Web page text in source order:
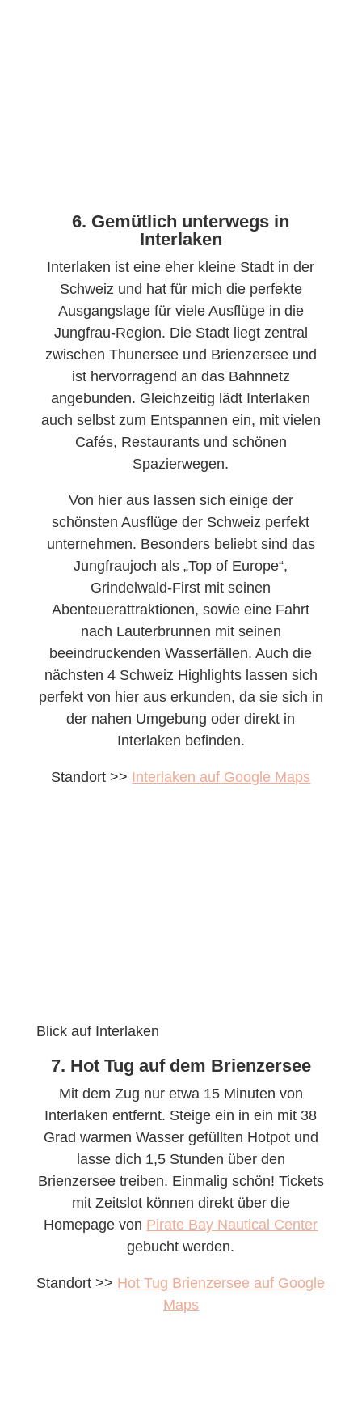
6. Gemütlich unterwegs in
Interlaken
Interlaken ist eine eher kleine Stadt in der
Schweiz und hat für mich die perfekte
Ausgangslage für viele Ausflüge in die
Jungfrau-Region. Die Stadt liegt zentral
zwischen Thunersee und Brienzersee und
ist hervorragend an das Bahnnetz
angebunden. Gleichzeitig lädt Interlaken
auch selbst zum Entspannen ein, mit vielen
Cafés, Restaurants und schönen
Spazierwegen.
Von hier aus lassen sich einige der
schönsten Ausflüge der Schweiz perfekt
unternehmen. Besonders beliebt sind das
Jungfraujoch als „Top of Europe“,
Grindelwald-First mit seinen
Abenteuerattraktionen, sowie eine Fahrt
nach Lauterbrunnen mit seinen
beeindruckenden Wasserfällen. Auch die
nächsten 4 Schweiz Highlights lassen sich
perfekt von hier aus erkunden, da sie sich in
der nahen Umgebung oder direkt in
Interlaken befinden.
Standort >> Interlaken auf Google Maps
Blick auf Interlaken
7. Hot Tug auf dem Brienzersee
Mit dem Zug nur etwa 15 Minuten von
Interlaken entfernt. Steige ein in ein mit 38
Grad warmen Wasser gefüllten Hotpot und
lasse dich 1,5 Stunden über den
Brienzersee treiben. Einmalig schön! Tickets
mit Zeitslot können direkt über die
Homepage von Pirate Bay Nautical Center
gebucht werden.
Standort >> Hot Tug Brienzersee auf Google
Maps